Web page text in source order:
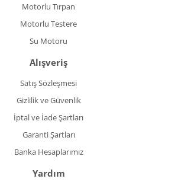
Motorlu Tırpan
Motorlu Testere
Su Motoru
Alışveriş
Satış Sözleşmesi
Gizlilik ve Güvenlik
İptal ve İade Şartları
Garanti Şartları
Banka Hesaplarımız
Yardım